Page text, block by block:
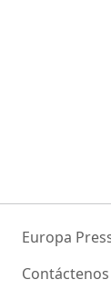
Europa
Contáctenos